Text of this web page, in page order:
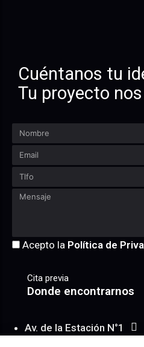
Cuéntanos tu
Tu proyecto
Acepto la Política de
Cita previa
Donde encontrarnos
Av. de la Estación N°1